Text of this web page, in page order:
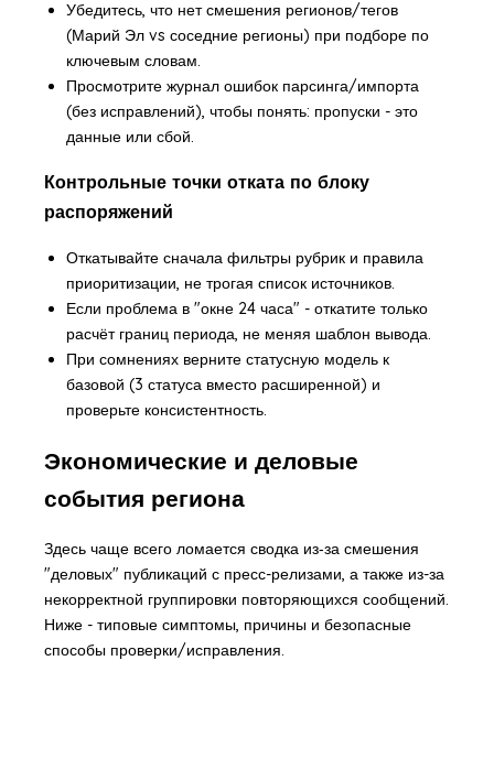
Убедитесь, что нет смешения регионов/тегов
(Марий Эл vs соседние регионы) при подборе по
ключевым словам.
Просмотрите журнал ошибок парсинга/импорта
(без исправлений), чтобы понять: пропуски - это
данные или сбой.
Контрольные точки отката по блоку
распоряжений
Откатывайте сначала фильтры рубрик и правила
приоритизации, не трогая список источников.
Если проблема в "окне 24 часа" - откатите только
расчёт границ периода, не меняя шаблон вывода.
При сомнениях верните статусную модель к
базовой (3 статуса вместо расширенной) и
проверьте консистентность.
Экономические и деловые
события региона
Здесь чаще всего ломается сводка из‑за смешения
"деловых" публикаций с пресс-релизами, а также из-за
некорректной группировки повторяющихся сообщений.
Ниже - типовые симптомы, причины и безопасные
способы проверки/исправления.